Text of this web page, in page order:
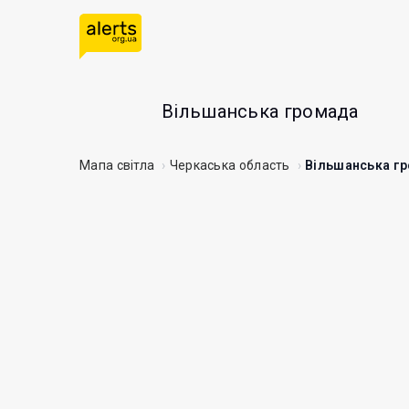
Вільшанська громада
Мапа світла Черкаська область Вільшанська